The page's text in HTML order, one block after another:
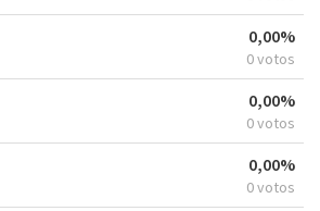
0,00%
0 votos
0,00%
0 votos
0,00%
0 votos